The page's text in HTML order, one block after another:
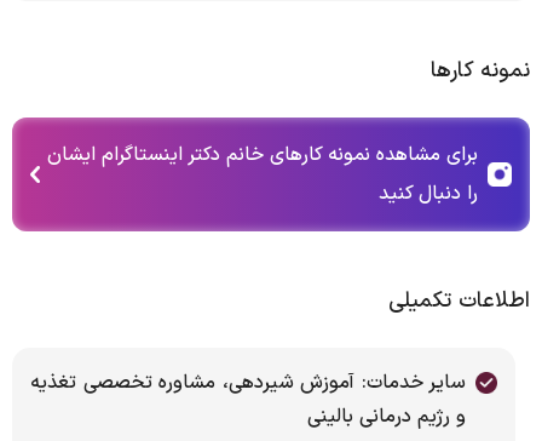
نمونه کارها
برای مشاهده نمونه کارهای خانم دکتر اینستاگرام ایشان
را دنبال کنید
اطلاعات تکمیلی
سایر خدمات: آموزش شیردهی، مشاوره تخصصی تغذیه
و رژیم درمانی بالینی